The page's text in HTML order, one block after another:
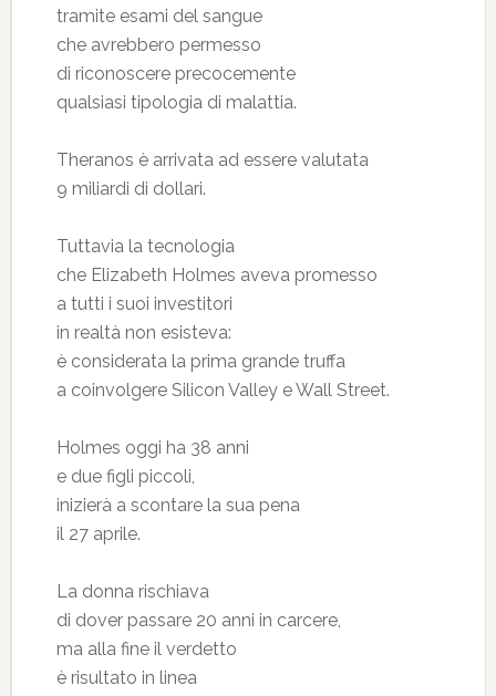
tramite esami del sangue
che avrebbero permesso
di riconoscere precocemente
qualsiasi tipologia di malattia.
Theranos è arrivata ad essere valutata
9 miliardi di dollari.
Tuttavia la tecnologia
che Elizabeth Holmes aveva promesso
a tutti i suoi investitori
in realtà non esisteva:
è considerata la prima grande truffa
a coinvolgere Silicon Valley e Wall Street.
Holmes oggi ha 38 anni
e due figli piccoli,
inizierà a scontare la sua pena
il 27 aprile.
La donna rischiava
di dover passare 20 anni in carcere,
ma alla fine il verdetto
è risultato in linea